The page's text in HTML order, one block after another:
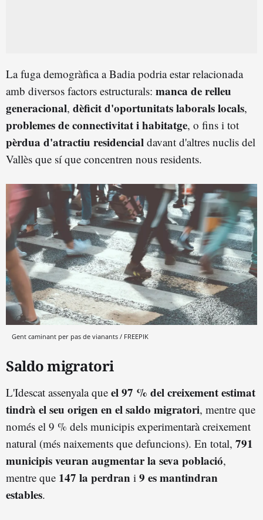
La fuga demogràfica a Badia podria estar relacionada
amb diversos factors estructurals: manca de relleu
generacional, dèficit d'oportunitats laborals locals,
problemes de connectivitat i habitatge, o fins i tot
pèrdua d'atractiu residencial davant d'altres nuclis del
Vallès que sí que concentren nous residents.
Gent caminant per pas de vianants / FREEPIK
Saldo migratori
L'Idescat assenyala que el 97 % del creixement estimat
tindrà el seu origen en el saldo migratori, mentre que
només el 9 % dels municipis experimentarà creixement
natural (més naixements que defuncions). En total, 791
municipis veuran augmentar la seva població,
mentre que 147 la perdran i 9 es mantindran
estables.